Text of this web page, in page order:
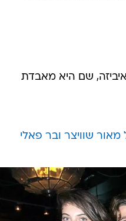
שם היא מאבדת
שוויצר ובר פאלי